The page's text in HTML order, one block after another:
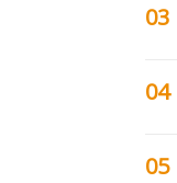
03
04
05